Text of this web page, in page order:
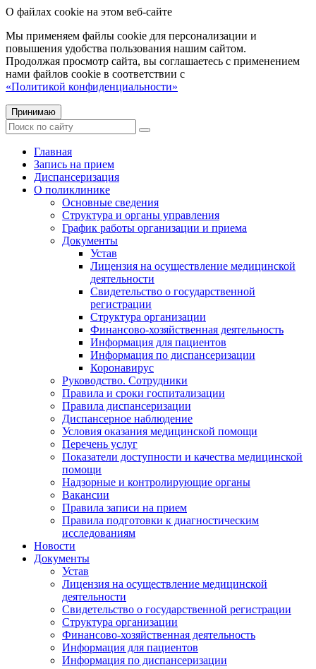
О файлах cookie на этом веб-сайте
Мы применяем файлы cookie для персонализации и
повышения удобства пользования нашим сайтом.
Продолжая просмотр сайта, вы соглашаетесь с применением
нами файлов cookie в соответствии с
«Политикой конфиденциальности»
Принимаю
Главная
Запись на прием
Диспансеризация
О поликлинике
Основные сведения
Структура и органы управления
График работы организации и приема
Документы
Устав
Лицензия на осуществление медицинской
деятельности
Свидетельство о государственной
регистрации
Структура организации
Финансово-хозяйственная деятельность
Информация для пациентов
Информация по диспансеризации
Коронавирус
Руководство. Сотрудники
Правила и сроки госпитализации
Правила диспансеризации
Диспансерное наблюдение
Условия оказания медицинской помощи
Перечень услуг
Показатели доступности и качества медицинской
помощи
Надзорные и контролирующие органы
Вакансии
Правила записи на прием
Правила подготовки к диагностическим
исследованиям
Новости
Документы
Устав
Лицензия на осуществление медицинской
деятельности
Свидетельство о государственной регистрации
Структура организации
Финансово-хозяйственная деятельность
Информация для пациентов
Информация по диспансеризации